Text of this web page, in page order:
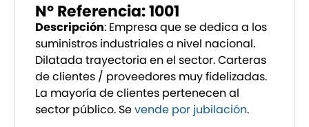
Nº Referencia: 1001
Descripción: Empresa que se dedica a los
suministros industriales a nivel nacional.
Dilatada trayectoria en el sector. Carteras
de clientes / proveedores muy fidelizadas.
La mayoría de clientes pertenecen al
sector público. Sevende por jubilación.